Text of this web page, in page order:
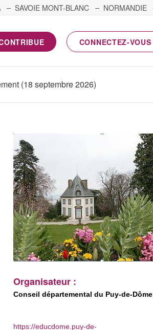
SAVOIE MONT-BLANC NORMANDIE
CONNECTEZ-VOUS
(18 septembre 2026)
Organisateur :
Conseil départemental du Puy-de-Dôme
https://educdome.puy-de-